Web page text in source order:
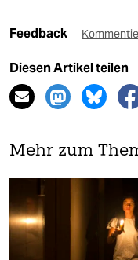
Feedback
Diesen Artikel teilen
Mehr zum